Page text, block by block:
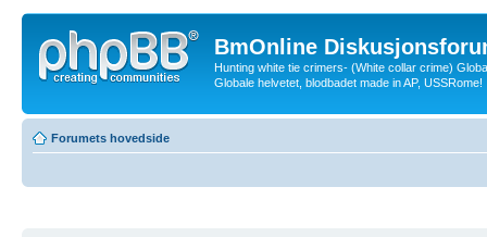
BmOnline
Hunting white tie crimers- (White collar crime)
Globale helvetet, blodbadet made in AP, USSRome!
Forumets hovedside